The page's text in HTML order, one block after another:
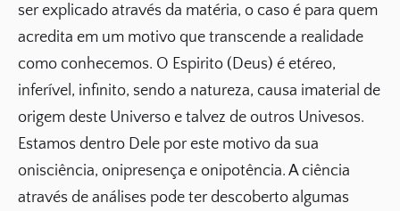
ser explicado através da matéria, o caso é para quem
acredita em um motivo que transcende a realidade
como conhecemos. O Espirito (Deus) é etéreo,
inferível, infinito, sendo a natureza, causa imaterial de
origem deste Universo e talvez de outros Univesos.
Estamos dentro Dele por este motivo da sua
onisciência, onipresença e onipotência. A ciência
através de análises pode ter descoberto algumas